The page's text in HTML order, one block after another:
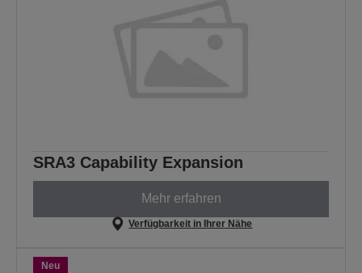
SRA3 Capability Expansion
Mehr erfahren
Verfügbarkeit in Ihrer Nähe
Neu